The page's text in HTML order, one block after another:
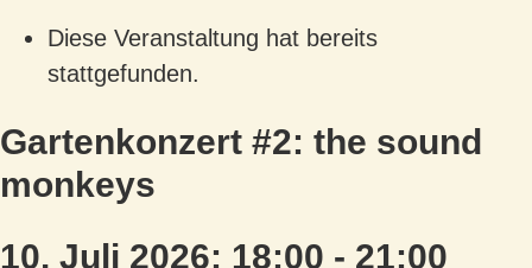
Diese Veranstaltung hat bereits
stattgefunden.
Gartenkonzert #2: the sound
monkeys
10. Juli 2026: 18:00 - 21:00